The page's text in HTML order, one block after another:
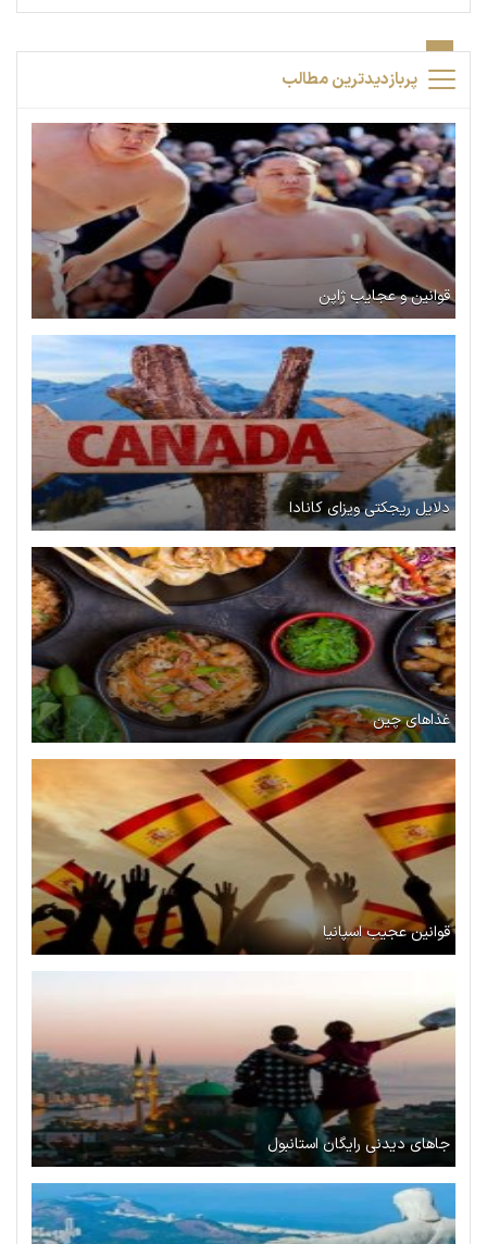
پربازدیدترین مطالب
قوانین و عجایب ژاپن
دلایل ریجکتی ویزای کانادا
غذاهای چین
قوانین عجیب اسپانیا
جاهای دیدنی رایگان استانبول